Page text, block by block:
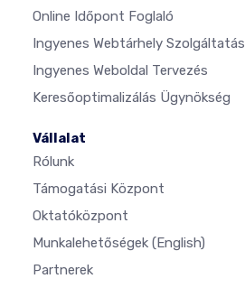
Online Időpont Foglaló
Ingyenes Webtárhely Szolgáltatás
Ingyenes Weboldal Tervezés
Keresőoptimalizálás Ügynökség
Vállalat
Rólunk
Támogatási Központ
Oktatóközpont
Munkalehetőségek (English)
Partnerek